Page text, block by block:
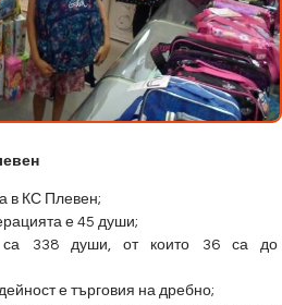
в КС Плевен;
е 45 души;
са 338 души, от които 36 са до
е търговия на дребно;